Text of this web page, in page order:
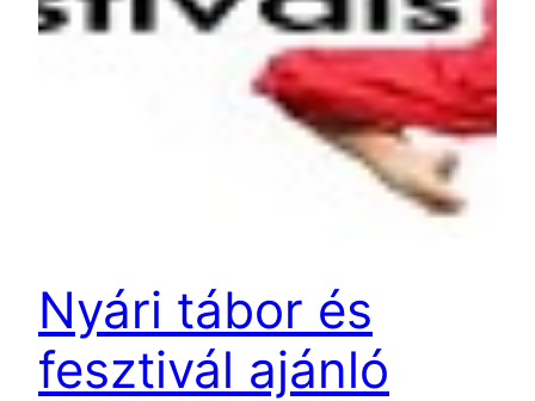
Nyári tábor és
fesztivál ajánló